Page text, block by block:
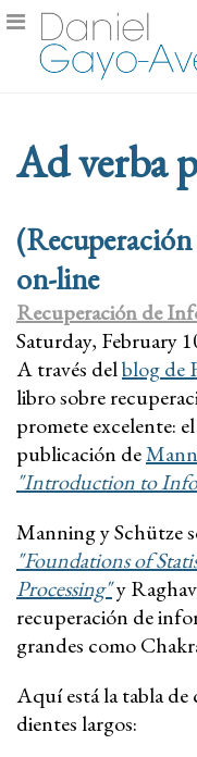
Ad verba
on-line
Recuperación de
Saturday, February
A través delblog de
libro sobre
promete excelente:
publicación de
"Introduction to
Manning y Schütze
"Foundations of
Processing"y
recuperación de
grandes como
Aquí está la tabla
dientes largos: